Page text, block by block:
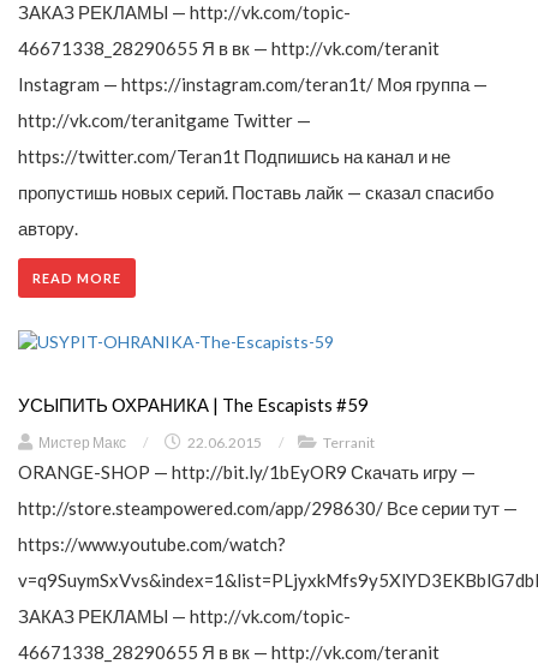
ЗАКАЗ РЕКЛАМЫ — http://vk.com/topic-
46671338_28290655 Я в вк — http://vk.com/teranit
Instagram — https://instagram.com/teran1t/ Моя группа —
http://vk.com/teranitgame Twitter —
https://twitter.com/Teran1t Подпишись на канал и не
пропустишь новых серий. Поставь лайк — сказал спасибо
автору.
READ MORE
УСЫПИТЬ ОХРАНИКА | The Escapists #59
Мистер Макс / 22.06.2015 / Terranit
ORANGE-SHOP — http://bit.ly/1bEyOR9 Скачать игру —
http://store.steampowered.com/app/298630/ Все серии тут —
https://www.youtube.com/watch?
ЗАКАЗ РЕКЛАМЫ — http://vk.com/topic-
46671338_28290655 Я в вк — http://vk.com/teranit